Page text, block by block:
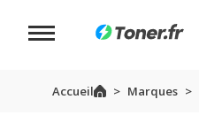
Accueil Marques